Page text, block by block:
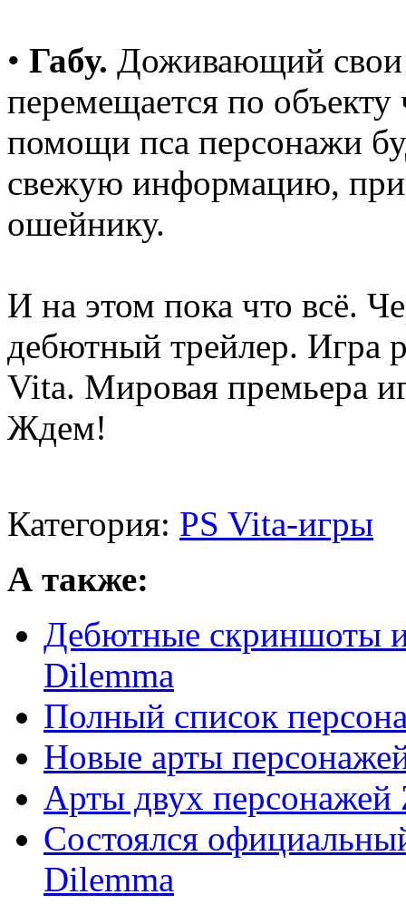
• Габу. Доживающий свои
перемещается по
помощи пса персонажи
свежую информацию,
ошейнику.
И на этом пока что всё.
дебютный трейлер. Игра
Vita. Мировая премьера
Ждем!
Категория: PS Vita-игры
А также:
Дебютные скриншоты
Dilemma
Полный список
Новые арты
Арты двух персонажей
Состоялся
Dilemma